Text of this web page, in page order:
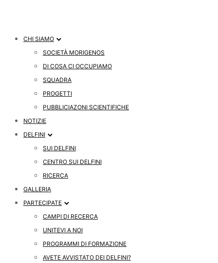
CHI SIAMO
SOCIETÀ MORIGENOS
DI COSA CI OCCUPIAMO
SQUADRA
PROGETTI
PUBBLICIAZONI SCIENTIFICHE
NOTIZIE
DELFINI
SUI DELFINI
CENTRO SUI DELFINI
RICERCA
GALLERIA
PARTECIPATE
CAMPI DI RECERCA
UNITEVI A NOI
PROGRAMMI DI FORMAZIONE
AVETE AVVISTATO DEI DELFINI?